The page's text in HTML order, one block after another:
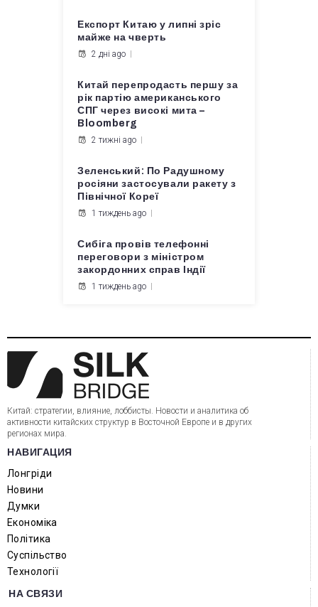
Експорт Китаю у липні зріс
майже на чверть
2 дні ago
Китай перепродасть першу за
рік партію американського
СПГ через високі мита –
Bloomberg
2 тижні ago
Зеленський: По Радушному
росіяни застосували ракету з
Північної Кореї
1 тиждень ago
Сибіга провів телефонні
переговори з міністром
закордонних справ Індії
1 тиждень ago
Китай: стратегии, влияние, лоббисты. Новости и аналитика об
активности китайских структур в Восточной Европе и в других
регионах мира.
НАВИГАЦИЯ
Лонгріди
Новини
Думки
Економіка
Політика
Суспільство
Технології
НА СВЯЗИ